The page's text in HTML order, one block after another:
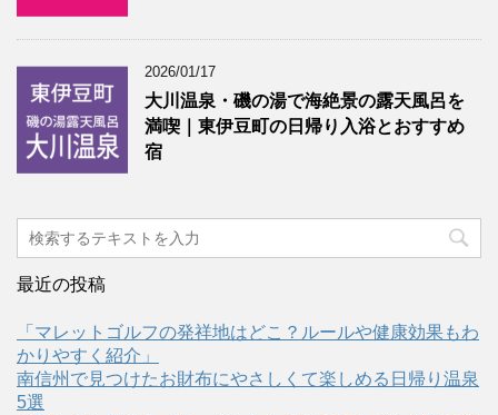
2026/01/17
大川温泉・磯の湯で海絶景の露天風呂を
満喫｜東伊豆町の日帰り入浴とおすすめ
宿
最近の投稿
「マレットゴルフの発祥地はどこ？ルールや健康効果もわ
かりやすく紹介」
南信州で見つけたお財布にやさしくて楽しめる日帰り温泉
5選